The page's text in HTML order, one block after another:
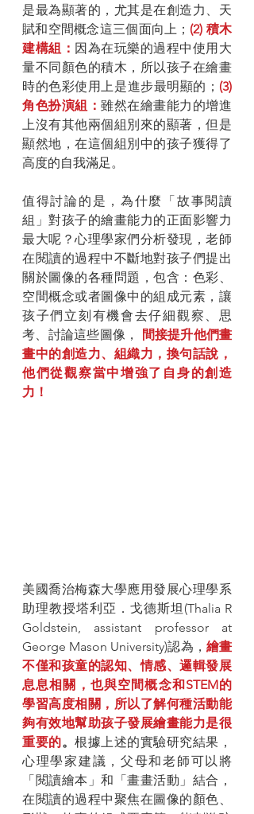
是最為顯著的，尤其是在創造力、天
賦和空間概念這三個面向上； (2) 積木
建構組： 因為在玩樂的過程中使用大
量不同顏色的積木，所以孩子在繪畫
時的色彩使用上是進步最明顯的； (3)
角色扮演組：雖然在繪畫能力的增進
上沒有其他兩個組別來的顯著，但是
顯然地，在這個組別中的孩子獲得了
高度的自我滿足。
值得討論的是，為什麼「故事閱讀
組」對孩子的繪畫能力的正面影響力
最大呢？心理學家們分析發現，老師
在閱讀的過程中不斷地對孩子們提出
關於圖像的各種問題，包含：色彩、
空間概念或者圖像中的組成元素，讓
孩子們立刻有機會去仔細觀察、思
考、討論這些圖像，
間接提升他們畫
畫中的創造力、組織力，換句話說，
他們從觀察當中增強了自身的創造
力！
美國喬治梅森大學應用發展心理學系
助理教授塔利亞．戈德斯坦(Thalia R
Goldstein, assistant professor at
George Mason University)認為， 繪畫
不僅和孩童的認知、情感、邏輯發展
息息相關，也與空間概念和STEM的
學習高度相關，所以了解何種活動能
夠有效地幫助孩子發展繪畫能力是很
重要的。根據上述的實驗研究結果，
心理學家建議，父母和老師可以將
「閱讀繪本」和「畫畫活動」結合，
在閱讀的過程中聚焦在圖像的顏色、